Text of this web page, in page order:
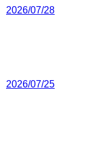
2026/07/28
2026/07/25